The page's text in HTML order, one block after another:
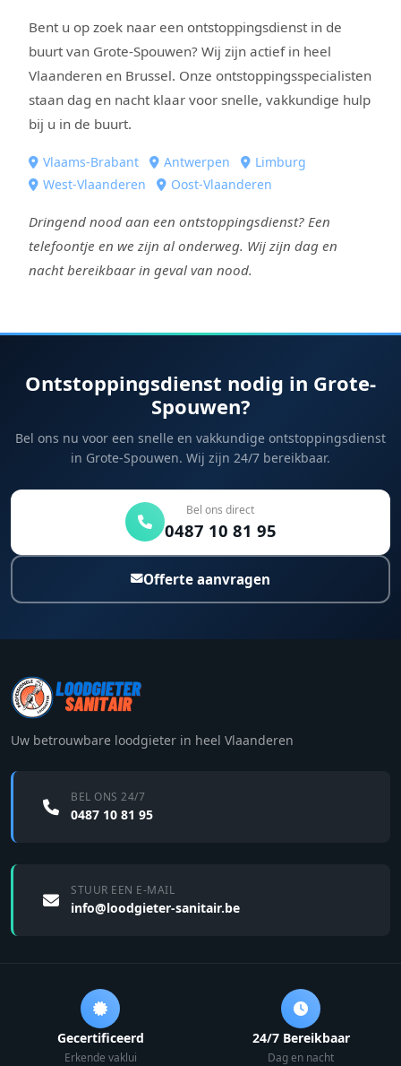
Bent u op zoek naar een ontstoppingsdienst in de
buurt van Grote-Spouwen? Wij zijn actief in heel
Vlaanderen en Brussel. Onze ontstoppingsspecialisten
staan dag en nacht klaar voor snelle, vakkundige hulp
bij u in de buurt.
Vlaams-Brabant Antwerpen
Limburg
West-Vlaanderen
Oost-Vlaanderen
Dringend nood aan een ontstoppingsdienst? Een
telefoontje en we zijn al onderweg. Wij zijn dag en
nacht bereikbaar in geval van nood.
Ontstoppingsdienst nodig in Grote-
Spouwen?
Bel ons nu voor een snelle en vakkundige ontstoppingsdienst
in Grote-Spouwen. Wij zijn 24/7 bereikbaar.
Bel ons direct
0487 10 81 95
Offerte aanvragen
Uw betrouwbare loodgieter in heel Vlaanderen
BEL ONS 24/7
0487 10 81 95
STUUR EEN E-MAIL
info@loodgieter-sanitair.be
Gecertificeerd
Erkende vaklui
24/7 Bereikbaar
Dag en nacht